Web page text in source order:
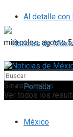
Al detalle con
miércoles, agosto
Portada
México
Sin resultados
Ver todos los